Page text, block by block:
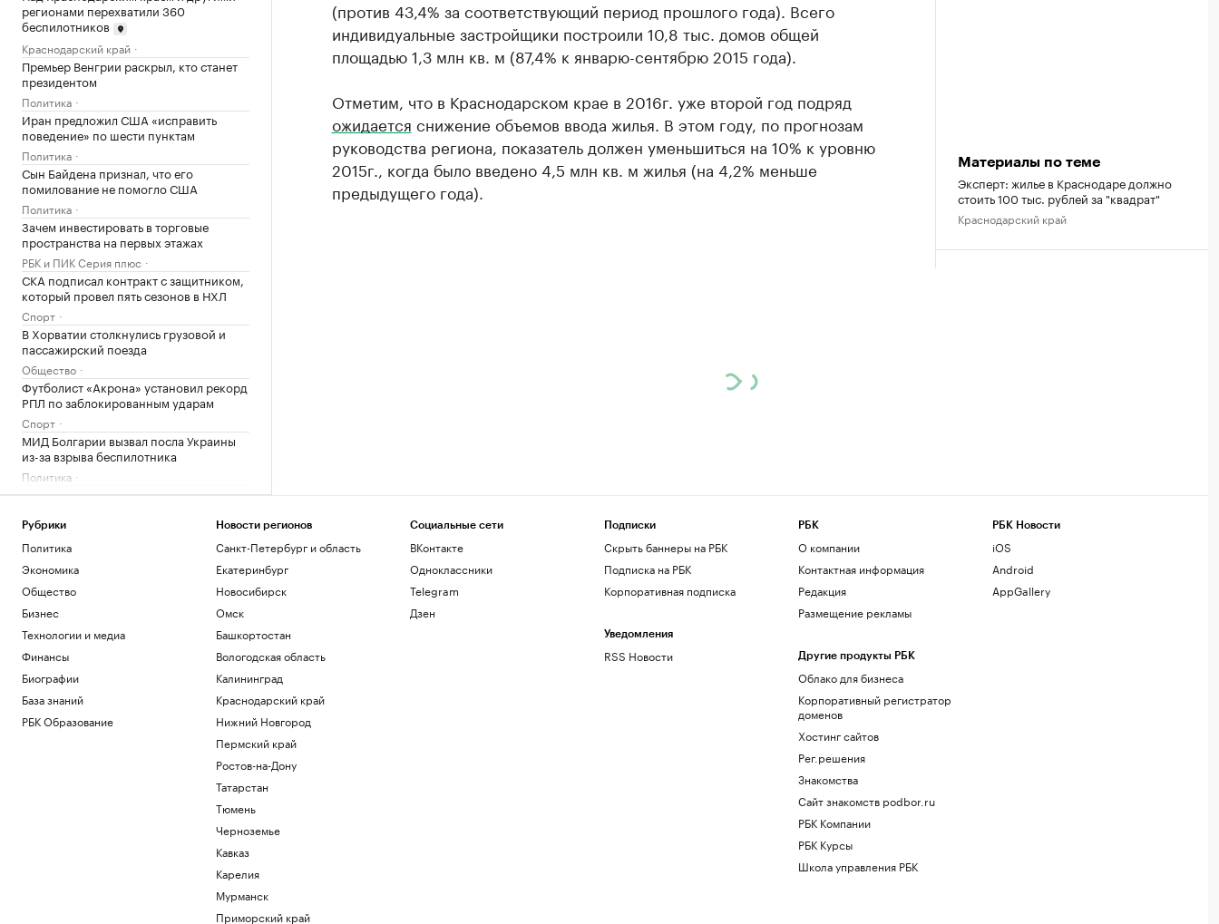
регионами перехватили 360
беспилотников
Краснодарский край
Премьер Венгрии раскрыл, кто станет
президентом
Политика
Иран предложил США «исправить
поведение» по шести пунктам
Политика
Сын Байдена признал, что его
помилование не помогло США
Политика
Зачем инвестировать в торговые
пространства на первых этажах
РБК и ПИК Серия плюс
СКА подписал контракт с защитником,
который провел пять сезонов в НХЛ
Спорт
В Хорватии столкнулись грузовой и
пассажирский поезда
Общество
Футболист «Акрона» установил рекорд
РПЛ по заблокированным ударам
Спорт
МИД Болгарии вызвал посла Украины
из-за взрыва беспилотника
Политика
Зачем экономике России нужна
РБК и Петербургская Биржа
«Локомотив» сыграл нулевую ничью с
аутсайдером РПЛ
Bloomberg назвал три выхода для
Киева на фоне дефицита ракет ПВО
Политика
«Веселый молочник» Уолкер купил
выдворения
Общество
Марат и Динара Сафины сыграют с
(против 43,4% за соответствующий период прошлого года). Всего
индивидуальные застройщики построили 10,8 тыс. домов общей
площадью 1,3 млн кв. м (87,4% к январю-сентябрю 2015 года).
Отметим, что в Краснодарском крае в 2016г. уже второй год подряд
ожидается снижение объемов ввода жилья. В этом году, по прогнозам
руководства региона, показатель должен уменьшиться на 10% к уровню
2015г., когда было введено 4,5 млн кв. м жилья (на 4,2% меньше
предыдущего года).
Материалы по теме
Эксперт: жилье в Краснодаре должно
стоить 100 тыс. рублей за "квадрат"
Краснодарский край
Рубрики
Политика
Экономика
Общество
Бизнес
Технологии и медиа
Финансы
Биографии
База знаний
РБК Образование
Новости регионов
Санкт-Петербург и область
Екатеринбург
Новосибирск
Омск
Башкортостан
Вологодская область
Калининград
Краснодарский край
Нижний Новгород
Пермский край
Ростов-на-Дону
Татарстан
Тюмень
Черноземье
Кавказ
Карелия
Мурманск
Приморский край
Социальные сети
ВКонтакте
Одноклассники
Telegram
Дзен
Подписки
Скрыть баннеры на РБК
Подписка на РБК
Корпоративная подписка
Уведомления
RSS Новости
РБК
О компании
Контактная информация
Редакция
Размещение рекламы
Другие продукты РБК
Облако для бизнеса
Корпоративный регистратор
доменов
Хостинг сайтов
Рег.решения
Знакомства
Сайт знакомств podbor.ru
РБК Компании
РБК Курсы
Школа управления РБК
РБК Новости
iOS
Android
AppGallery